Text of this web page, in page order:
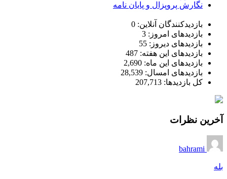
نگارش پروپزال و پایان نامه
بازدیدکنندگان آنلاین: 0
بازدیدهای امروز: 3
بازدیدهای دیروز: 55
بازدیدهای این هفته: 487
بازدیدهای این ماه: 2,690
بازدیدهای امسال: 28,539
کل بازدیدها: 207,713
آخرین نظرات
bahrami
بله